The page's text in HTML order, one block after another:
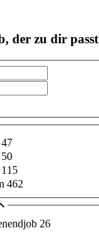
der zu dir passt
47
50
115
462
26